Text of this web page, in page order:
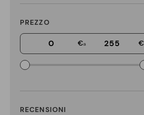
PREZZO
€a €
RECENSIONI